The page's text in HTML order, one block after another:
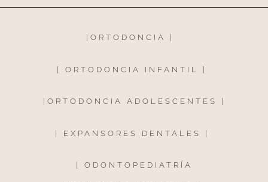
ORTODONCIA
ORTODONCIA INFANTIL
ORTODONCIA ADOLESCENTES
| EXPANSORES DENTALES |
ODONTOPEDIATRÍA